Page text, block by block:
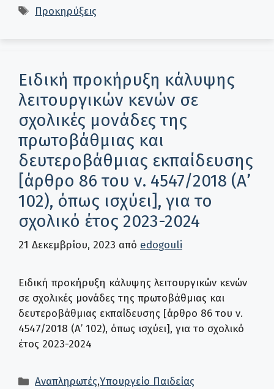
Ετικέτες
Προκηρύξεις
Ειδική προκήρυξη κάλυψης
λειτουργικών κενών σε
σχολικές μονάδες της
πρωτοβάθμιας και
δευτεροβάθμιας εκπαίδευσης
[άρθρο 86 του ν. 4547/2018 (Α’
102), όπως ισχύει], για το
σχολικό έτος 2023-2024
21 Δεκεμβρίου, 2023 από edogouli
Ειδική προκήρυξη κάλυψης λειτουργικών κενών
σε σχολικές μονάδες της πρωτοβάθμιας και
δευτεροβάθμιας εκπαίδευσης [άρθρο 86 του ν.
4547/2018 (Α’ 102), όπως ισχύει], για το σχολικό
έτος 2023-2024
Κατηγορίες
Αναπληρωτές,Υπουργείο Παιδείας